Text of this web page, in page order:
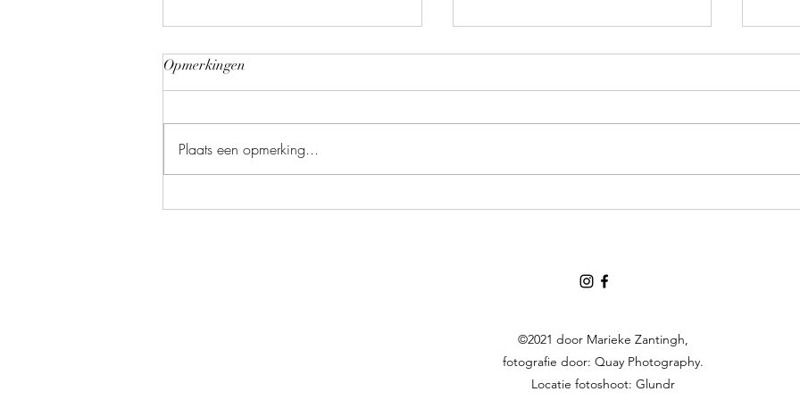
Anita & Bas
Opmerkingen
Plaats een opmerking...
©2021 door Marieke Zantingh,
fotografie door: Quay Photography.
Locatie fotoshoot: Glundr